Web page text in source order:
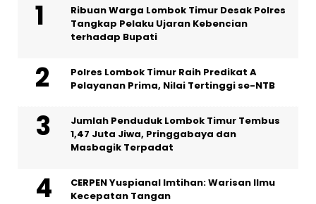
Ribuan Warga Lombok Timur Desak Polres
Tangkap Pelaku Ujaran Kebencian
terhadap Bupati
Polres Lombok Timur Raih Predikat A
Pelayanan Prima, Nilai Tertinggi se-NTB
Jumlah Penduduk Lombok Timur Tembus
1,47 Juta Jiwa, Pringgabaya dan
Masbagik Terpadat
CERPEN Yuspianal Imtihan: Warisan Ilmu
Kecepatan Tangan